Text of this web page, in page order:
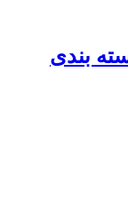
بندی